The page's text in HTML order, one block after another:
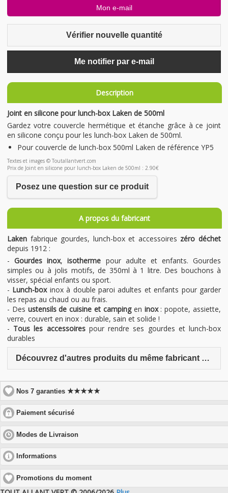
Vérifier nouvelle quantité
Me notifier par e-mail
Description
Joint en silicone pour lunch-box Laken de 500ml
Gardez votre couvercle hermétique et étanche grâce à ce joint
en silicone conçu pour les lunch-box Laken de 500ml.
Pour couvercle de lunch-box 500ml Laken de référence YP5
Textes et images © Toutallantvert.com
Prix de Joint en silicone pour lunch-box Laken de 500ml : 2.90€
Posez une question sur ce produit
A propos du fabricant
Laken fabrique gourdes, lunch-box et accessoires zéro déchet
depuis 1912 :
-Gourdes inox,isotherme pour adulte et enfants. Gourdes
simples ou à jolis motifs, de 350ml à 1 litre. Des bouchons à
visser, spécial enfants ou sport.
- Lunch-boxinox à double paroi adultes et enfants pour garder
les repas au chaud ou au frais.
- Des ustensils de cuisine et campingen inox : popote, assiette,
verre, couvert en inox : durable, sain et solide !
- Tous les accessoires pour rendre ses gourdes et lunch-box
durables
Découvrez d'autres produits du même fabricant Laken
Nos 7 garanties★★★★★
Paiement sécurisé
to
expand
Modes de Livraison
to
Informations
to
expand
Promotions du moment